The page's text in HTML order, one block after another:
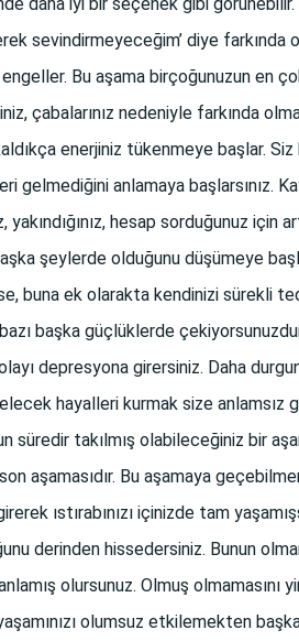
sevindirmeyeceğim’ diye
Bu aşama birçoğunuzun en
çabalarınız nedeniyle farkında
enerjiniz tükenmeye başlar.
anlamaya başlarsınız.
yakındığınız, hesap sorduğunuz
şeylerde olduğunu düşümeye
buna ek olarakta kendinizi sürekli
başka güçlüklerde
depresyona girersiniz. Daha
hayalleri kurmak size
süredir takılmış olabileceğiniz bir
aşamasıdır. Bu aşamaya
ıstırabınızı içinizde tam
derinden hissedersiniz. Bunun
olursunuz. Olmuş olmamasını
olumsuz etkilemekten